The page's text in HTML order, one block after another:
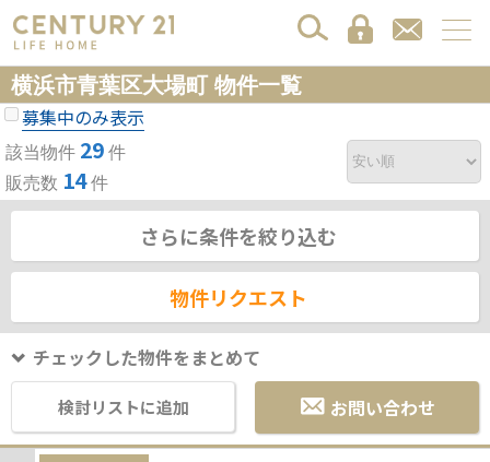
横浜市青葉区大場町 物件一覧
募集中のみ表示
該当物件 29 件
販売数 14件
さらに条件を絞り込む
物件リクエスト
チェックした物件をまとめて
検討リストに追加 お問い合わせ